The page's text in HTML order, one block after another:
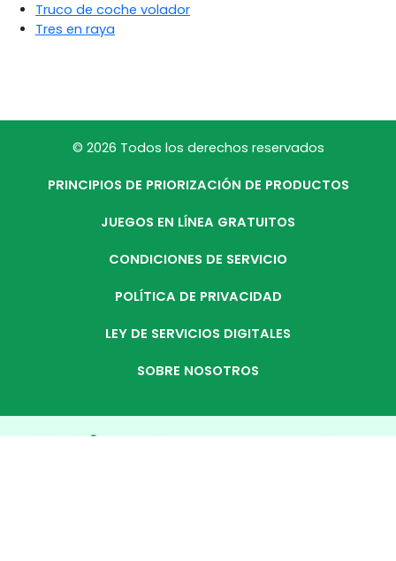
Truco de coche volador
Tres en raya
© 2026 Todos los derechos reservados
PRINCIPIOS DE PRIORIZACIÓN DE PRODUCTOS
JUEGOS EN LÍNEA GRATUITOS
CONDICIONES DE SERVICIO
POLÍTICA DE PRIVACIDAD
LEY DE SERVICIOS DIGITALES
SOBRE NOSOTROS